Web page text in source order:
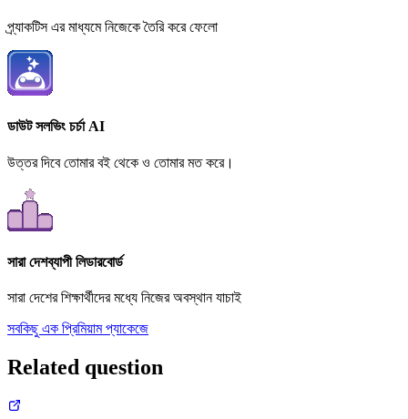
প্র্যাকটিস এর মাধ্যমে নিজেকে তৈরি করে ফেলো
ডাউট সলভিং চর্চা AI
উত্তর দিবে তোমার বই থেকে ও তোমার মত করে।
সারা দেশব্যাপী লিডারবোর্ড
সারা দেশের শিক্ষার্থীদের মধ্যে নিজের অবস্থান যাচাই
সবকিছু এক প্রিমিয়াম প্যাকেজে
Related question